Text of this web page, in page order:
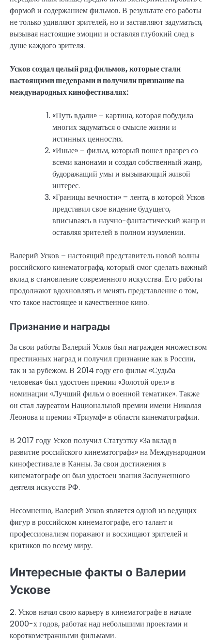
формой и содержанием фильмов. В результате его работы
не только удивляют зрителей, но и заставляют задуматься,
вызывая настоящие эмоции и оставляя глубокий след в
душе каждого зрителя.
Усков создал целый ряд фильмов, которые стали
настоящими шедеврами и получили признание на
международных кинофестивалях:
«Путь вдали» – картина, которая побудила
многих задуматься о смысле жизни и
истинных ценностях.
«Иные» – фильм, который пошел вразрез со
всеми канонами и создал собственный жанр,
будоражащий умы и вызывающий живой
интерес.
«Границы вечности» – лента, в которой Усков
представил свое видение будущего,
вписываясь в научно-фантастический жанр и
оставляя зрителей в полном изумлении.
Валерий Усков – настоящий представитель новой волны
российского кинематографа, который смог сделать важный
вклад в становление современного искусства. Его работы
продолжают вдохновлять и менять представление о том,
что такое настоящее и качественное кино.
Признание и награды
За свои работы Валерий Усков был награжден множеством
престижных наград и получил признание как в России,
так и за рубежом. В 2014 году его фильм «Судьба
человека» был удостоен премии «Золотой орел» в
номинации «Лучший фильм о военной тематике». Также
он стал лауреатом Национальной премии имени Николая
Леонова и премии «Триумф» в области кинематографии.
В 2017 году Усков получил Статуэтку «За вклад в
развитие российского кинематографа» на Международном
кинофестивале в Канны. За свои достижения в
кинематографе он был удостоен звания Заслуженного
деятеля искусств РФ.
Несомненно, Валерий Усков является одной из ведущих
фигур в российском кинематографе, его талант и
профессионализм поражают и восхищают зрителей и
критиков по всему миру.
Интересные факты о Валерии
Ускове
2. Усков начал свою карьеру в кинематографе в начале
2000-х годов, работая над небольшими проектами и
короткометражными фильмами.